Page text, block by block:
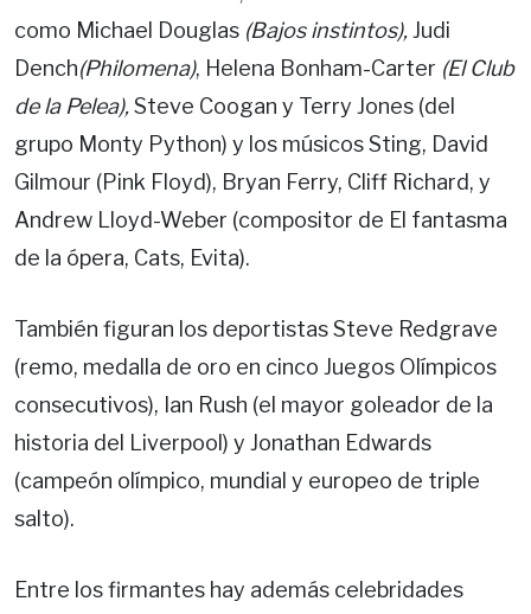
como Michael Douglas (Bajos instintos),Judi
Dench(Philomena), Helena Bonham-Carter (El Club
de la Pelea),Steve Coogan y Terry Jones (del
grupo Monty Python) y los músicos Sting, David
Gilmour (Pink Floyd), Bryan Ferry, Cliff Richard, y
Andrew Lloyd-Weber (compositor de El fantasma
de la ópera, Cats, Evita).
También figuran los deportistas Steve Redgrave
(remo, medalla de oro en cinco Juegos Olímpicos
consecutivos), Ian Rush (el mayor goleador de la
historia del Liverpool) y Jonathan Edwards
(campeón olímpico, mundial y europeo de triple
salto).
Entre los firmantes hay además celebridades